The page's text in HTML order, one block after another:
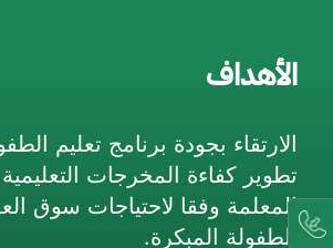
الأهداف
الارتقاء بجودة برنامج تعليم
تطوير كفاءة المخرجات التعليمية
المعلمة وفقا لاحتياجات سوق
الطفولة المبكرة.